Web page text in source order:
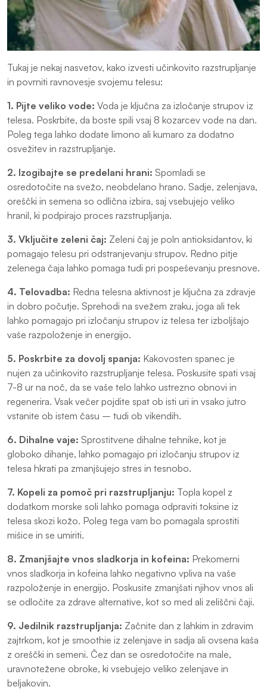
Tukaj je nekaj nasvetov, kako izvesti učinkovito razstrupljanje
in povrniti ravnovesje svojemu telesu:
1. Pijte veliko vode: Voda je ključna za izločanje strupov iz
telesa. Poskrbite, da boste spili vsaj 8 kozarcev vode na dan.
Poleg tega lahko dodate limono ali kumaro za dodatno
osvežitev in razstrupljanje.
2. Izogibajte se predelani hrani: Spomladi se
osredotočite na svežo, neobdelano hrano. Sadje, zelenjava,
oreščki in semena so odlična izbira, saj vsebujejo veliko
hranil, ki podpirajo proces razstrupljanja.
3. Vključite zeleni čaj: Zeleni čaj je poln antioksidantov, ki
pomagajo telesu pri odstranjevanju strupov. Redno pitje
zelenega čaja lahko pomaga tudi pri pospeševanju presnove.
4. Telovadba: Redna telesna aktivnost je ključna za zdravje
in dobro počutje. Sprehodi na svežem zraku, joga ali tek
lahko pomagajo pri izločanju strupov iz telesa ter izboljšajo
vaše razpoloženje in energijo.
5. Poskrbite za dovolj spanja: Kakovosten spanec je
nujen za učinkovito razstrupljanje telesa. Poskusite spati vsaj
7-8 ur na noč, da se vaše telo lahko ustrezno obnovi in
regenerira. Vsak večer pojdite spat ob isti uri in vsako jutro
vstanite ob istem času – tudi ob vikendih.
6. Dihalne vaje: Sprostitvene dihalne tehnike, kot je
globoko dihanje, lahko pomagajo pri izločanju strupov iz
telesa hkrati pa zmanjšujejo stres in tesnobo.
7. Kopeli za pomoč pri razstrupljanju: Topla kopel z
dodatkom morske soli lahko pomaga odpraviti toksine iz
telesa skozi kožo. Poleg tega vam bo pomagala sprostiti
mišice in se umiriti.
8. Zmanjšajte vnos sladkorja in kofeina: Prekomerni
vnos sladkorja in kofeina lahko negativno vpliva na vaše
razpoloženje in energijo. Poskusite zmanjšati njihov vnos ali
se odločite za zdrave alternative, kot so med ali zeliščni čaji.
9. Jedilnik razstrupljanja: Začnite dan z lahkim in zdravim
zajtrkom, kot je smoothie iz zelenjave in sadja ali ovsena kaša
z oreščki in semeni. Čez dan se osredotočite na male,
uravnotežene obroke, ki vsebujejo veliko zelenjave in
beljakovin.